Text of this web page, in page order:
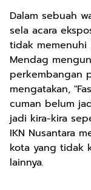
Dalam sebuah
sela acara
tidak memenuhi
Mendag
perkembangan
mengatakan,
cuman belum
jadi kira-kira
IKN Nusantara
kota yang tidak
lainnya.